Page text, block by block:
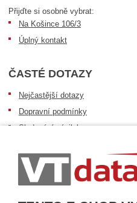
Přijďte si osobně vybrat:
Na Košince 106/3
Úplný kontakt
ČASTÉ DOTAZY
Nejčastější dotazy
Dopravní podmínky
Sledování zásilek
Informace k dostupnosti zboží
Obecné informace